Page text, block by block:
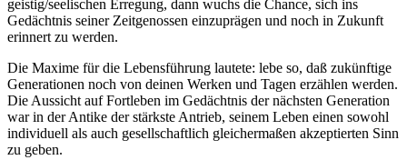
geistig/seelischen Erregung, dann wuchs die Chance, sich ins
Gedächtnis seiner Zeitgenossen einzuprägen und noch in Zukunft
erinnert zu werden.
Die Maxime für die Lebensführung lautete: lebe so, daß zukünftige
Generationen noch von deinen Werken und Tagen erzählen werden.
Die Aussicht auf Fortleben im Gedächtnis der nächsten Generation
war in der Antike der stärkste Antrieb, seinem Leben einen sowohl
individuell als auch gesellschaftlich gleichermaßen akzeptierten Sinn
zu geben.